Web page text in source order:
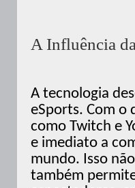
A Influência
A tecnologia
eSports. Com o
como Twitch e
e imediato a
mundo. Isso
também